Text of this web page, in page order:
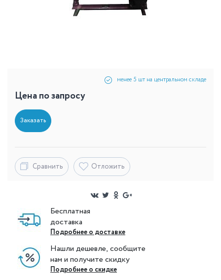
менее 5 шт на центральном складе
Цена по запросу
Заказать
Сравнить Отложить
Бесплатная
доставка
Подробнее о доставке
Нашли дешевле, сообщите
нам и получите скидку
Подробнее о скидке